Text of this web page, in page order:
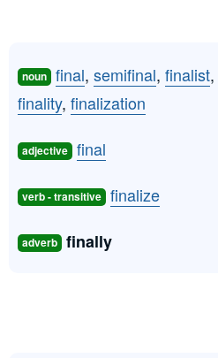
noun final, semifinal, finalist,
finality, finalization
adjective final
verb - transitive finalize
adverb finally